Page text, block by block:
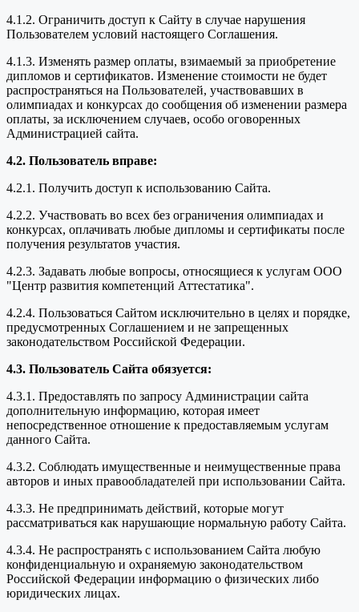
4.1.2. Ограничить доступ к Сайту в случае нарушения
Пользователем условий настоящего Соглашения.
4.1.3. Изменять размер оплаты, взимаемый за приобретение
дипломов и сертификатов. Изменение стоимости не будет
распространяться на Пользователей, участвовавших в
олимпиадах и конкурсах до сообщения об изменении размера
оплаты, за исключением случаев, особо оговоренных
Администрацией сайта.
4.2. Пользователь вправе:
4.2.1. Получить доступ к использованию Сайта.
4.2.2. Участвовать во всех без ограничения олимпиадах и
конкурсах, оплачивать любые дипломы и сертификаты после
получения результатов участия.
4.2.3. Задавать любые вопросы, относящиеся к услугам ООО
"Центр развития компетенций Аттестатика".
4.2.4. Пользоваться Сайтом исключительно в целях и порядке,
предусмотренных Соглашением и не запрещенных
законодательством Российской Федерации.
4.3. Пользователь Сайта обязуется:
4.3.1. Предоставлять по запросу Администрации сайта
дополнительную информацию, которая имеет
непосредственное отношение к предоставляемым услугам
данного Сайта.
4.3.2. Соблюдать имущественные и неимущественные права
авторов и иных правообладателей при использовании Сайта.
4.3.3. Не предпринимать действий, которые могут
рассматриваться как нарушающие нормальную работу Сайта.
4.3.4. Не распространять с использованием Сайта любую
конфиденциальную и охраняемую законодательством
Российской Федерации информацию о физических либо
юридических лицах.